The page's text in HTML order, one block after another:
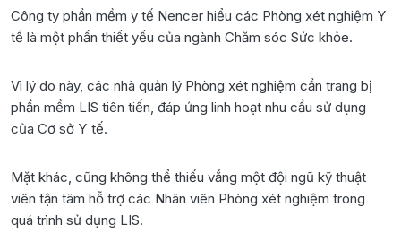
Công ty phần mềm y tế Nencer hiểu các Phòng xét nghiệm Y
tế là một phần thiết yếu của ngành Chăm sóc Sức khỏe.
Vì lý do này, các nhà quản lý Phòng xét nghiệm cần trang bị
phần mềm LIS tiên tiến, đáp ứng linh hoạt nhu cầu sử dụng
của Cơ sở Y tế.
Mặt khác, cũng không thể thiếu vắng một đội ngũ kỹ thuật
viên tận tâm hỗ trợ các Nhân viên Phòng xét nghiệm trong
quá trình sử dụng LIS.